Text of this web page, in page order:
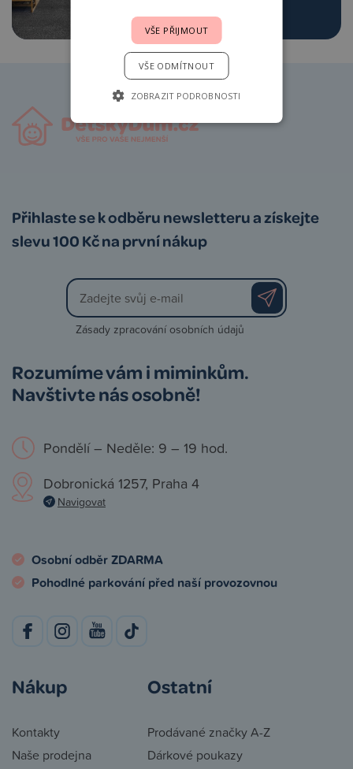
Přihlaste se k odběru newsletteru a získejte
slevu 100 Kč na první nákup
Zásady zpracování osobních údajů
Rozumíme vám i miminkům.
Navštivte nás osobně!
Pondělí – Neděle: 9 – 19 hod.
Dobronická 1257, Praha 4
Navigovat
Osobní odběr ZDARMA
Pohodlné parkování před naší provozovnou
Nákup
Kontakty
Naše prodejna
Ostatní
Prodávané značky A-Z
Dárkové poukazy
VŠE PŘIJMOUT
VŠE ODMÍTNOUT
ZOBRAZIT PODROBNOSTI